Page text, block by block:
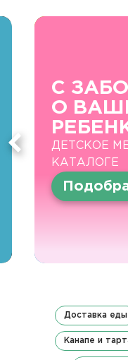
С
О
ДЕТСКОЕ
КАТАЛОГЕ
Доставка еды
Канапе и